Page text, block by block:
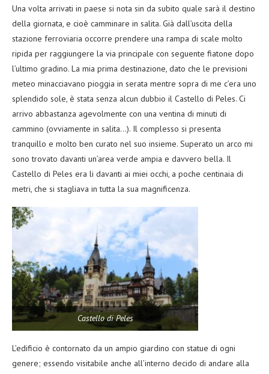
Una volta arrivati in paese si nota sin da subito quale sarà il destino
della giornata, e cioè camminare in salita. Già dall’uscita della
stazione ferroviaria occorre prendere una rampa di scale molto
ripida per raggiungere la via principale con seguente fiatone dopo
l’ultimo gradino. La mia prima destinazione, dato che le previsioni
meteo minacciavano pioggia in serata mentre sopra di me c’era uno
splendido sole, è stata senza alcun dubbio il Castello di Peles. Ci
arrivo abbastanza agevolmente con una ventina di minuti di
cammino (ovviamente in salita…). Il complesso si presenta
tranquillo e molto ben curato nel suo insieme. Superato un arco mi
sono trovato davanti un’area verde ampia e davvero bella. Il
Castello di Peles era li davanti ai miei occhi, a poche centinaia di
metri, che si stagliava in tutta la sua magnificenza.
Castello di Peles
L’edificio è contornato da un ampio giardino con statue di ogni
genere; essendo visitabile anche all’interno decido di andare alla